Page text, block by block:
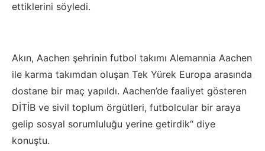
ettiklerini söyledi.
Akın, Aachen şehrinin futbol takımı Alemannia Aachen
ile karma takımdan oluşan Tek Yürek Europa arasında
dostane bir maç yapıldı. Aachen’de faaliyet gösteren
DİTİB ve sivil toplum örgütleri, futbolcular bir araya
gelip sosyal sorumluluğu yerine getirdik“ diye
konuştu.